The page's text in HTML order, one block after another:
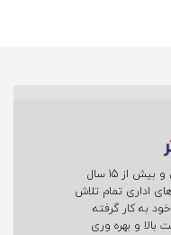
فروشگاه فناوری برتر با حضور موفق و بیش از 15 سال
اداری تمام تلاش
به کار گرفته
و بهره وری